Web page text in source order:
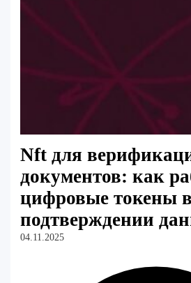
Nft для
документов: как
цифровые токены в
подтверждении
04.11.2025